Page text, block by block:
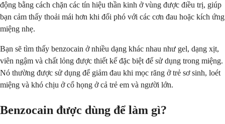
động bằng cách chặn các tín hiệu thần kinh ở vùng được điều trị, giúp
bạn cảm thấy thoải mái hơn khi đối phó với các cơn đau hoặc kích ứng
miệng nhẹ.
Bạn sẽ tìm thấy benzocain ở nhiều dạng khác nhau như gel, dạng xịt,
viên ngậm và chất lỏng được thiết kế đặc biệt để sử dụng trong miệng.
Nó thường được sử dụng để giảm đau khi mọc răng ở trẻ sơ sinh, loét
miệng và khó chịu ở cổ họng ở cả trẻ em và người lớn.
Benzocain được dùng để làm gì?